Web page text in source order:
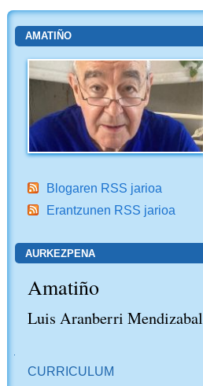
AMATIÑO
Blogaren RSS jarioa
Erantzunen RSS jarioa
AURKEZPENA
Amatiño
Luis Aranberri Mendizabal
CURRICULUM